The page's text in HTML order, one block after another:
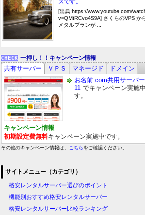
スです。
[出典:https://www.youtube.com/
v=QMtRCvo4S9A] さくらのVPS か
メタルプランが ...
一押し！！キャンペーン情報
共有サーバー ＶＰＳ マネージド
ドメイン
お名前.com共用サーバ
11 でキャンペーン実施
す。
キャンペーン情報
初期設定費無料キャンペーン実施中です。
その他のキャンペーン情報は、 こちらをご確認ください。
サイトメニュー（カテゴリ）
格安レンタルサーバー選びのポイント
機能別おすすめ格安レンタルサーバー
格安レンタルサーバー比較ランキング